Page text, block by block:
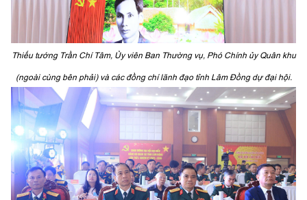
Thiếu tướng Trần Chí Tâm, Ủy viên Ban Thường vụ, Phó Chính ủy Quân khu
(ngoài cùng bên phải) và các đồng chí lãnh đạo tỉnh Lâm Đồng dự đại hội.